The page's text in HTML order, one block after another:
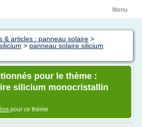
Menu
& articles : panneau solaire >
> panneau solaire silicium
pour le thème :
silicium monocristallin
pour ce thème